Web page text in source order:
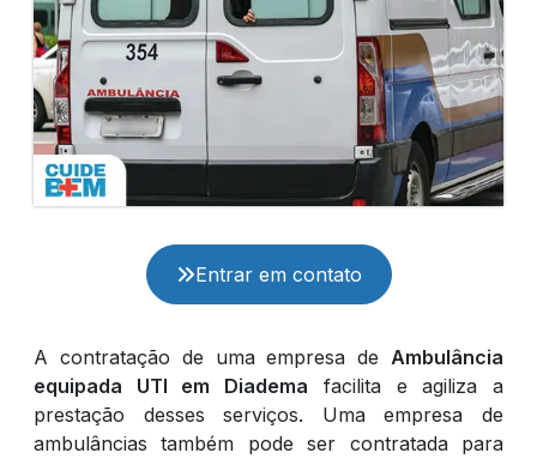
A contratação de uma empresa de Ambulância
equipada UTI em Diadema facilita e agiliza a
prestação desses serviços. Uma empresa de
ambulâncias também pode ser contratada para
Entrar em contato